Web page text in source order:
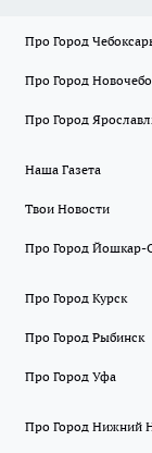
Про Город
Про Город
Про Город
Наша Газета
Твои Новости
Про Город Йошкар-
Про Город Курск
Про Город Рыбинск
Про Город Уфа
Про Город Нижний